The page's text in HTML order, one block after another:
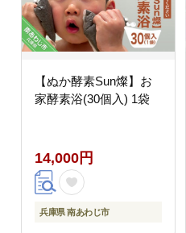
【ぬか酵素Sun燦】お
家酵素浴(30個入) 1袋
14,000円
兵庫県 南あわじ市